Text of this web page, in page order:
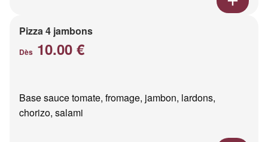
Pizza 4 jambons
Dès 10.00 €
Base sauce tomate, fromage, jambon, lardons,
chorizo, salami